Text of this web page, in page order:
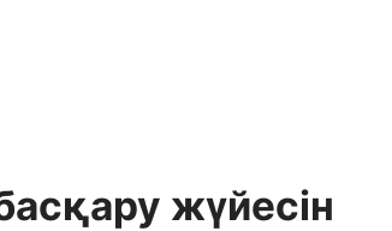
жүйесін